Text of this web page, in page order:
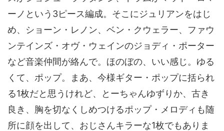
ーノという3ピース編成。そこにジュリアンをはじ
め、ショーン・レノン、ベン・クウェラー、ファウ
ンテインズ・オヴ・ウェインのジョディ・ポーター
など音楽仲間が絡んで。ほのぼの、いい感じ。ゆる
くて、ポップ。まあ、今様ギター・ポップに括られ
る1枚だと思うけれど、とーちゃんゆずりか、古き
良き、胸を切なくしめつけるポップ・メロディも随
所に顔を出して、おじさんキラーな1枚でもありま